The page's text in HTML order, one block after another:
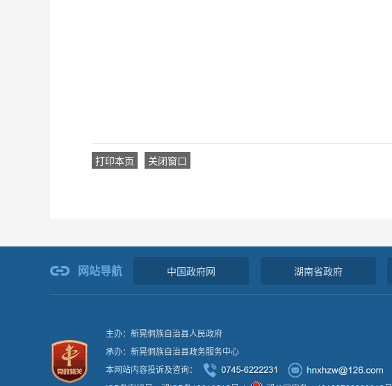
打印本页 关闭窗口
网站导航 中国政府网 湖南省政府
主办：新晃侗族自治县人民政府
承办：新晃侗族自治县政务服务中心
本网站内容投诉及咨询：